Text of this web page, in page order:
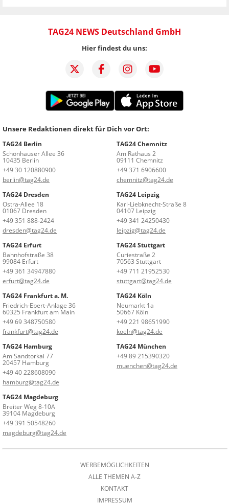
TAG24 NEWS Deutschland GmbH
Hier findest du uns:
Unsere Redaktionen direkt für Dich vor Ort:
TAG24 Berlin
Schönhauser Allee 36
10435 Berlin
+49 30 120880900
berlin@tag24.de
TAG24 Chemnitz
Am Rathaus 2
09111 Chemnitz
+49 371 6906600
chemnitz@tag24.de
TAG24 Dresden
Ostra-Allee 18
01067 Dresden
+49 351 888-2424
dresden@tag24.de
TAG24 Leipzig
Karl-Liebknecht-Straße 8
04107 Leipzig
+49 341 24250430
leipzig@tag24.de
TAG24 Erfurt
Bahnhofstraße 38
99084 Erfurt
+49 361 34947880
erfurt@tag24.de
TAG24 Stuttgart
Curiestraße 2
70563 Stuttgart
+49 711 21952530
stuttgart@tag24.de
TAG24 Frankfurt a. M.
Friedrich-Ebert-Anlage 36
60325 Frankfurt am Main
+49 69 348750580
frankfurt@tag24.de
TAG24 Köln
Neumarkt 1a
50667 Köln
+49 221 98651990
koeln@tag24.de
TAG24 Hamburg
Am Sandtorkai 77
20457 Hamburg
+49 40 228608090
hamburg@tag24.de
TAG24 München
+49 89 215390320
muenchen@tag24.de
TAG24 Magdeburg
Breiter Weg 8-10A
39104 Magdeburg
+49 391 50548260
magdeburg@tag24.de
WERBEMÖGLICHKEITEN
ALLE THEMEN A-Z
KONTAKT
IMPRESSUM